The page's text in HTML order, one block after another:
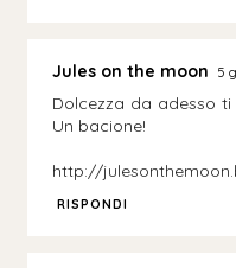
Jules on the moon 5
Dolcezza da adesso
Un bacione!
http://
RISPONDI